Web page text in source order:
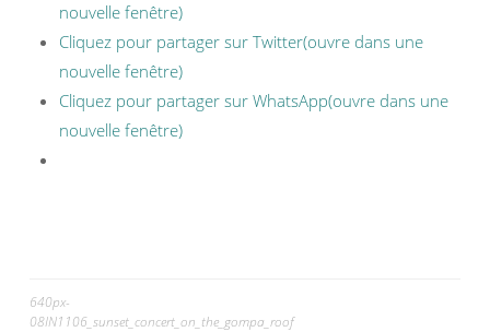
nouvelle fenêtre)
Cliquez pour partager sur Twitter(ouvre dans une
nouvelle fenêtre)
Cliquez pour partager sur WhatsApp(ouvre dans une
nouvelle fenêtre)
640px-
08IN1106_sunset_concert_on_the_gompa_roof